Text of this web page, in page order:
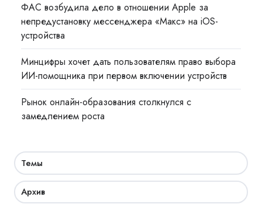
ФАС возбудила дело в отношении Apple за
непредустановку мессенджера «Макс» на iOS-
устройства
Минцифры хочет дать пользователям право выбора
ИИ-помощника при первом включении устройств
Рынок онлайн-образования столкнулся с
замедлением роста
Темы
Архив